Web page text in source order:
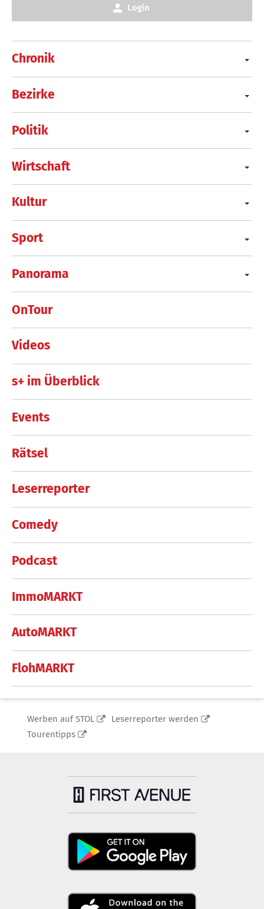
Chronik
Bezirke
Politik
Wirtschaft
Kultur
Sport
Panorama
OnTour
Videos
s+ im Überblick
Events
Rätsel
Leserreporter
Comedy
Podcast
ImmoMARKT
AutoMARKT
FlohMARKT
Login
Werben auf STOL
Leserreporter werden
Tourentipps